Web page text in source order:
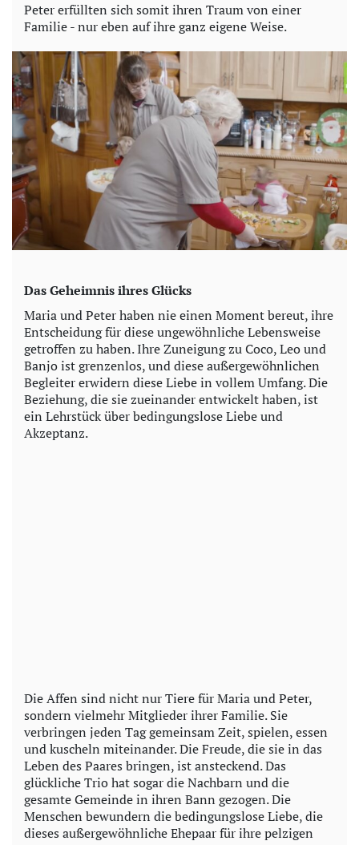
Peter erfüllten sich somit ihren Traum von einer
Familie - nur eben auf ihre ganz eigene Weise.
Das Geheimnis ihres Glücks
Maria und Peter haben nie einen Moment bereut, ihre
Entscheidung für diese ungewöhnliche Lebensweise
getroffen zu haben. Ihre Zuneigung zu Coco, Leo und
Banjo ist grenzenlos, und diese außergewöhnlichen
Begleiter erwidern diese Liebe in vollem Umfang. Die
Beziehung, die sie zueinander entwickelt haben, ist
ein Lehrstück über bedingungslose Liebe und
Akzeptanz.
Die Affen sind nicht nur Tiere für Maria und Peter,
sondern vielmehr Mitglieder ihrer Familie. Sie
verbringen jeden Tag gemeinsam Zeit, spielen, essen
und kuscheln miteinander. Die Freude, die sie in das
Leben des Paares bringen, ist ansteckend. Das
glückliche Trio hat sogar die Nachbarn und die
gesamte Gemeinde in ihren Bann gezogen. Die
Menschen bewundern die bedingungslose Liebe, die
dieses außergewöhnliche Ehepaar für ihre pelzigen